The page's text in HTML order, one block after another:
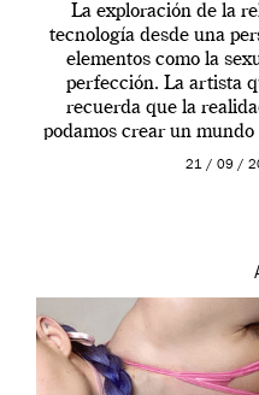
La exploración de la
tecnología desde una
elementos como la
perfección. La artista
recuerda que la
podamos crear un
que los humanos
21 / 09 /